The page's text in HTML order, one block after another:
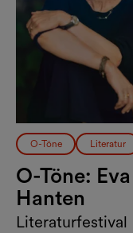
O-Töne Literatur
O-Töne:
Hanten
Literaturfestival